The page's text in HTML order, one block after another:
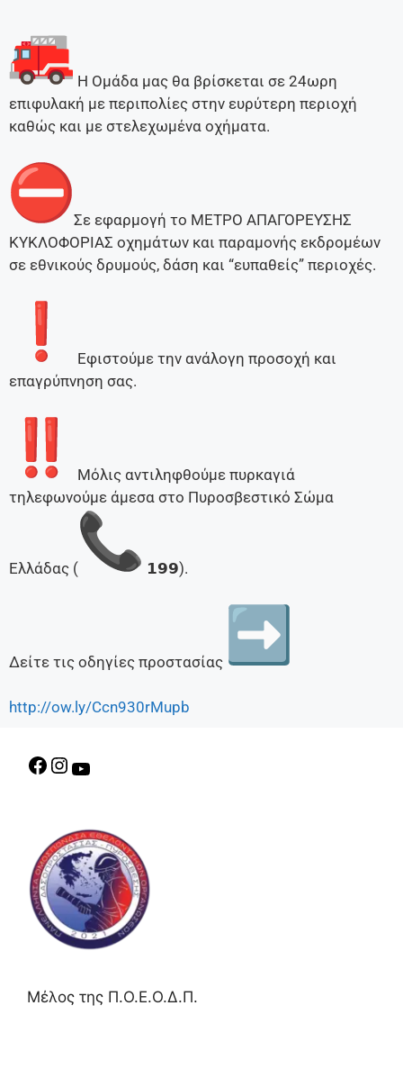
Η Ομάδα μας θα βρίσκεται σε 24ωρη
επιφυλακή με περιπολίες στην ευρύτερη περιοχή
καθώς και με στελεχωμένα οχήματα.
Σε εφαρμογή το ΜΕΤΡΟ ΑΠΑΓΟΡΕΥΣΗΣ
ΚΥΚΛΟΦΟΡΙΑΣ οχημάτων και παραμονής εκδρομέων
σε εθνικούς δρυμούς, δάση και “ευπαθείς” περιοχές.
Εφιστούμε την ανάλογη προσοχή και
επαγρύπνηση σας.
Μόλις αντιληφθούμε πυρκαγιά
τηλεφωνούμε άμεσα στο Πυροσβεστικό Σώμα
Ελλάδας ( 𝟭𝟵𝟵).
Δείτε τις οδηγίες προστασίας
http://ow.ly/Ccn930rMupb
Μέλος της Π.Ο.Ε.Ο.Δ.Π.